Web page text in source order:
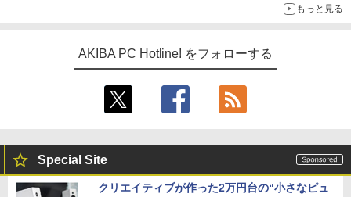
もっと見る
AKIBA PC Hotline! をフォローする
Special Site
クリエイティブが作った2万円台の“小さなピュ